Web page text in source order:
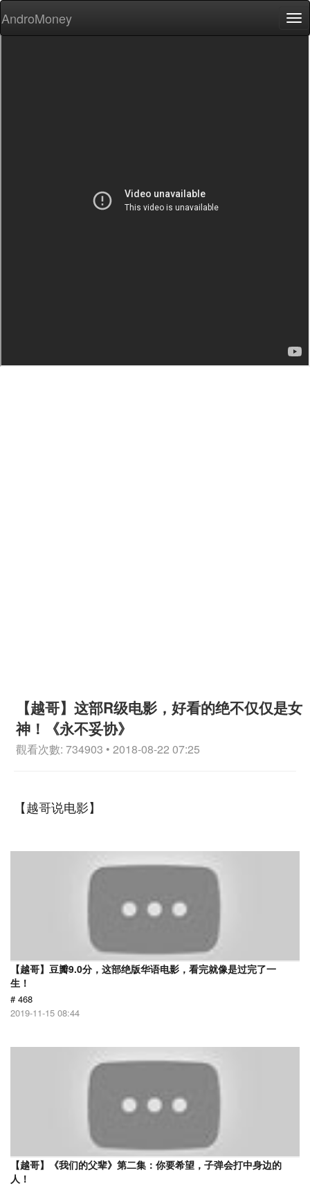
AndroMoney
【越哥】这部R级电影，好看的绝不仅仅是女
神！《永不妥协》
觀看次數: 734903 • 2018-08-22 07:25
【越哥说电影】
【越哥】豆瓣9.0分，这部绝版华语电影，看完就像是过完了一
生！
# 468
2019-11-15 08:44
【越哥】《我们的父辈》第二集：你要希望，子弹会打中身边的
人！